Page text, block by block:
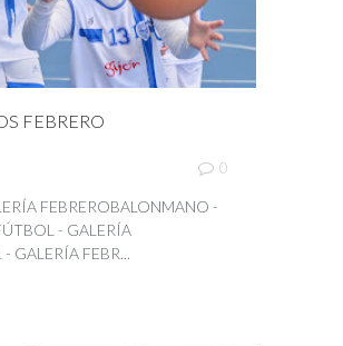
FEBRERO
0
FEBREROBALONMANO -
- GALERÍA
GALERÍA FEBR...